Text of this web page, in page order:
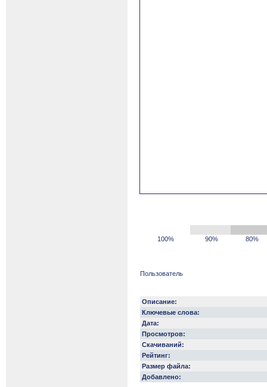
100% 90% 80%
Пользователь
Описание:
Ключевые слова:
Дата:
Просмотров:
Скачиваний:
Рейтинг:
Размер файла:
Добавлено: